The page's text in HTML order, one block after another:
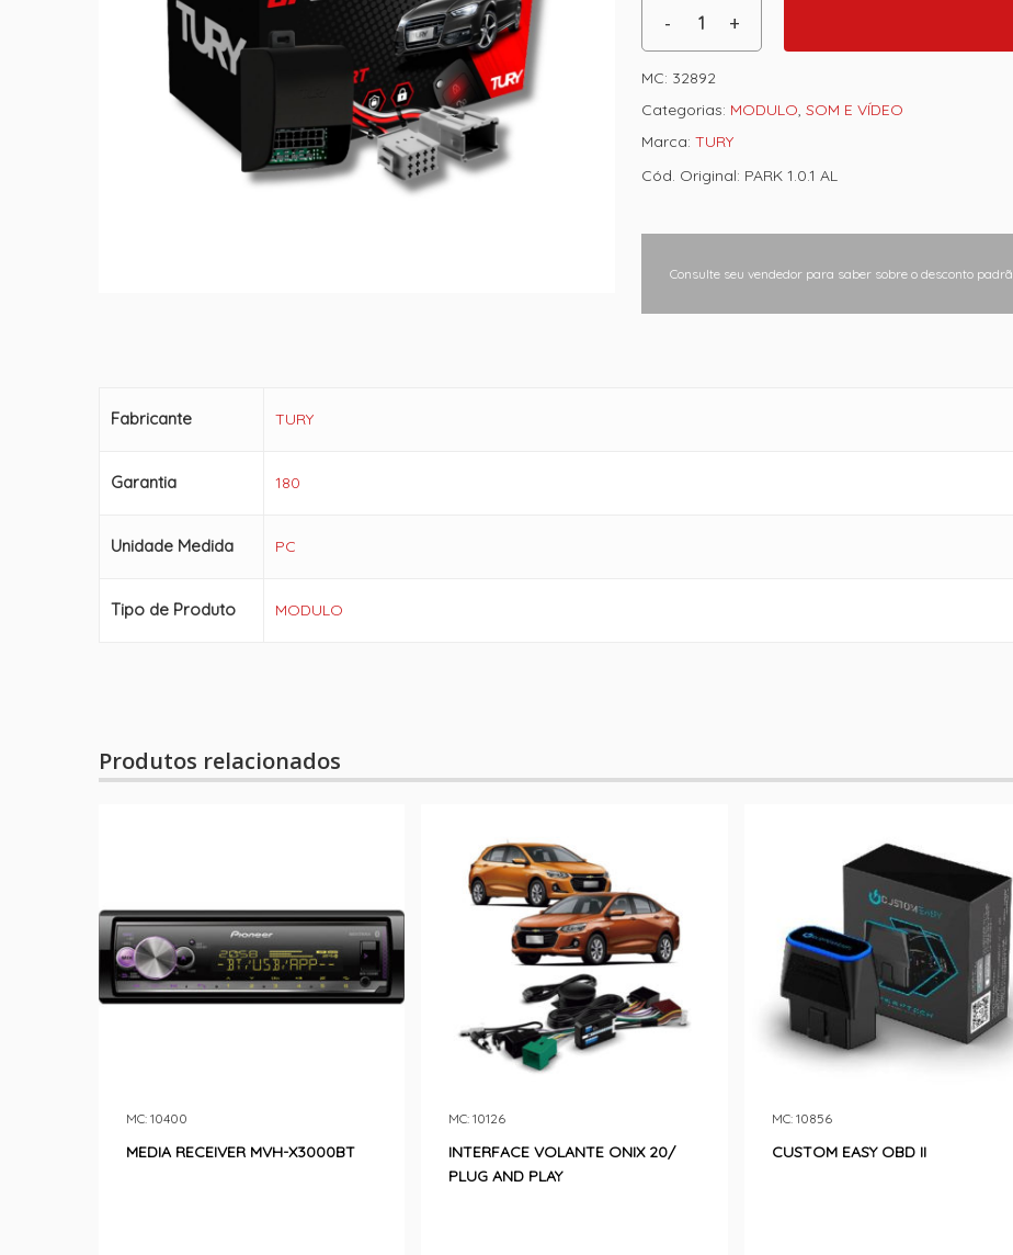
MC: 32892
Categorias: MODULO, SOM E VÍDEO
Marca: TURY
Cód. Original: PARK 1.0.1 AL
Consulte seu vendedor para saber sobre o desconto
Fabricante TURY
Garantia 180
Unidade Medida PC
Tipo de Produto MODULO
Produtos relacionados
MEDIA RECEIVER MVH-X3000BT
MC: 10400
INTERFACE VOLANTE ONIX 20/
PLUG AND PLAY
MC: 10126
CUSTOM EASY OBD II
MC: 10856